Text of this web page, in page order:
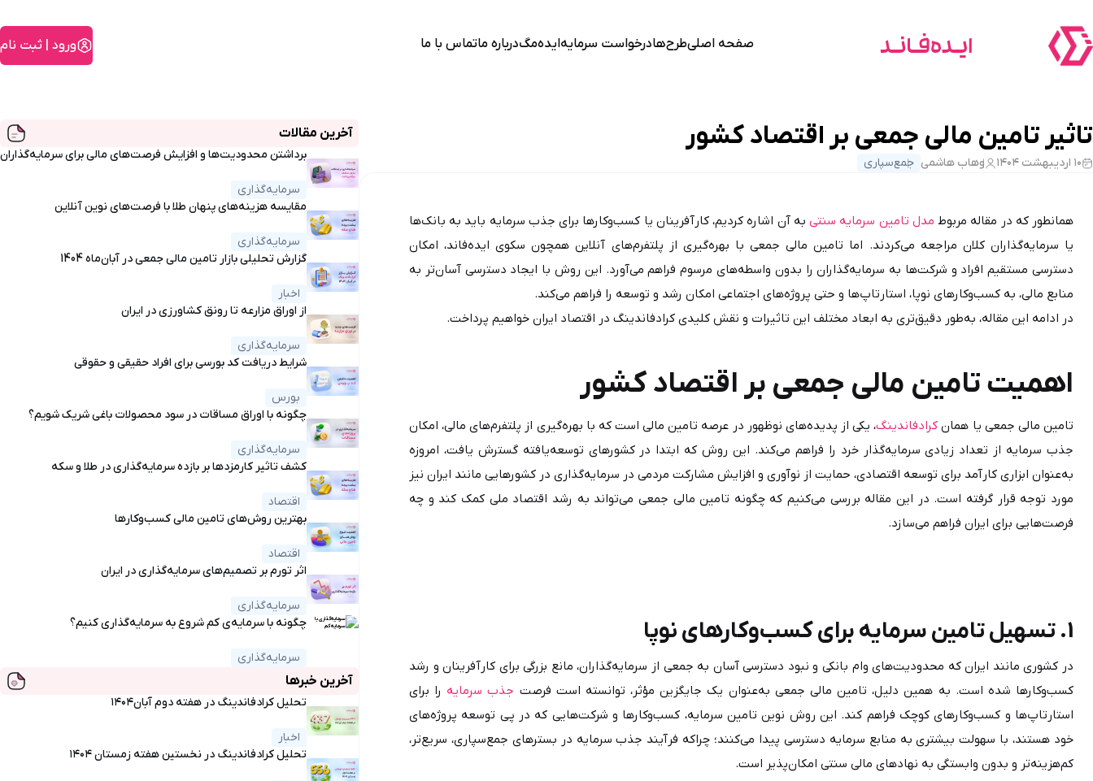
صفحه اصلیطرح‌هادرخواست سرمایهایده‌مگدرباره ماتماس با ما ورود | ثبت نام
تاثیر تامین مالی جمعی بر اقتصاد کشور
۱۰ اردیبهشت ۱۴۰۴ وهاب هاشمی جمع‌سپاری
همانطور که در مقاله مربوط مدل تامین سرمایه سنتی
منابع مالی، به کسب‌وکارهای نوپا، استارتاپ‌ها و حتی پروژه‌های اجتماعی امکان رشد و توسعه را فراهم می‌کند.
در ادامه این مقاله، به‌طور دقیق‌تری به ابعاد مختلف این تاثیرات و نقش کلیدی کرادفاندینگ در اقتصاد ایران خواهیم پرداخت.
اهمیت تامین مالی جمعی بر اقتصاد کشور
تامین مالی جمعی یا همان کرادفاندینگ
فرصت‌هایی برای ایران فراهم می‌سازد.
1. تسهیل تامین سرمایه برای کسب‌وکارهای نوپا
کسب‌وکارها شده است. به همین دلیل، تامین مالی جمعی به‌عنوان یک جایگزین مؤثر، توانسته است فرصت
جذب سرمایه
کم‌هزینه‌تر و بدون وابستگی به نهادهای مالی سنتی امکان‌پذیر است.
آخرین مقالات
برداشتن محدودیت‌ها و افزایش فرصت‌های مالی برای سرمایه‌گذاران
سرمایه‌گذاری
مقایسه هزینه‌های پنهان طلا با فرصت‌های نوین آنلاین
سرمایه‌گذاری
گزارش تحلیلی بازار تامین مالی جمعی در آبان‌ماه 1404
اخبار
از اوراق مزارعه تا رونق کشاورزی در ایران
سرمایه‌گذاری
شرایط دریافت کد بورسی برای افراد حقیقی و حقوقی
بورس
چگونه با اوراق مساقات در سود محصولات باغی شریک شویم؟
سرمایه‌گذاری
کشف تاثیر کارمزدها بر بازده سرمایه‌گذاری در طلا و سکه
اقتصاد
بهترین روش‌های تامین مالی کسب‌وکارها
اقتصاد
اثر تورم بر تصمیم‌های سرمایه‌گذاری در ایران
سرمایه‌گذاری
چگونه با سرمایه‌ی کم شروع به سرمایه‌گذاری کنیم؟
سرمایه‌گذاری
آخرین خبرها
تحلیل کرادفاندینگ در هفته دوم آبان۱۴۰۴
اخبار
تحلیل کرادفاندینگ در نخستین هفته زمستان ۱۴۰۴